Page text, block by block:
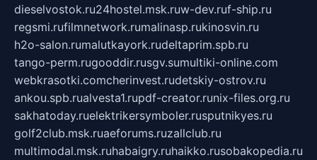
dieselvostok.ru24hostel.msk.ruw-dev.ruf-ship.ru
regsmi.rufilmnetwork.rumalinasp.rukinosvin.ru
h2o-salon.rumalutkayork.rudeltaprim.spb.ru
tango-perm.rugooddir.rusgv.sumultiki-online.com
webkrasotki.comcherinvest.rudetskiy-ostrov.ru
ankou.spb.rualvesta1.rupdf-creator.runix-files.org.ru
sakhatoday.ruelektrikersymboler.rusputnikyes.ru
golf2club.msk.ruaeforums.ruzallclub.ru
multimodal.msk.ruhabaigry.ruhaikko.rusobakopedia.ru